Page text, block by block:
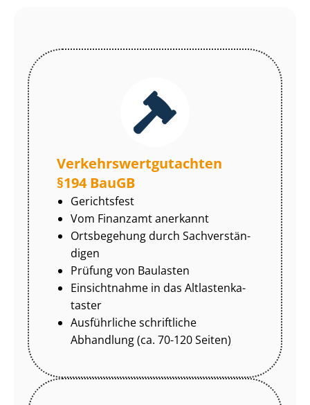
Ver­kehrs­wert­gut­ach­ten
§194 BauGB
Gerichtsfest
Vom Finanzamt anerkannt
Ortsbegehung durch Sach­ver­stän­
di­gen
Prüfung von Baulasten
Einsichtnahme in das Alt­las­ten­ka­
tas­ter
Ausführliche schriftliche
Abhandlung (ca. 70-120 Seiten)